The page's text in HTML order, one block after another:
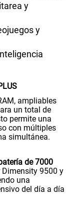
y
y
ampliables
un total de
permite una
con múltiples
simultánea.
batería de 7000
9500 y
una
del día a día